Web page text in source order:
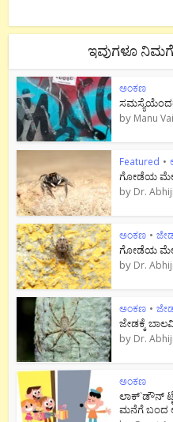
ಇವುಗಳೂ
ಅಂಕಣ
by Manu
Featured •
ಗೋಡೆಯ
by Dr.
ಅಂಕಣ •
ಗೋಡೆಯ
by Dr.
ಅಂಕಣ •
ಜೇಡಕ್ಕೆ
by Dr.
ಅಂಕಣ
ಲಾಕ್`ಡೌನ್
ಮನೆಗೆ ಬಂದ